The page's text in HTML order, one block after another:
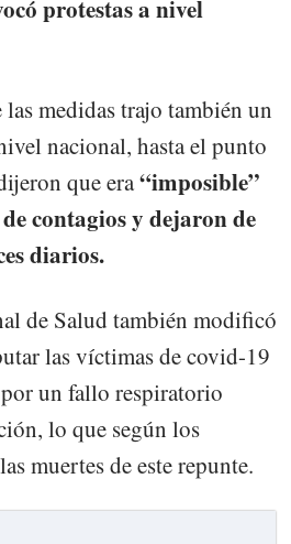
protestas a nivel
medidas trajo también un
nacional, hasta el punto
que era“imposible”
contagios y dejaron de
diarios.
de Salud también modificó
las víctimas de covid-19
un fallo respiratorio
lo que según los
muertes de este repunte.